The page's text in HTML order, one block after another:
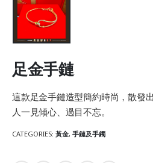
足金手鏈
這款足金手鏈造型簡約時尚，散發
人一見傾心、過目不忘。
CATEGORIES: 黃金, 手鏈及手鐲